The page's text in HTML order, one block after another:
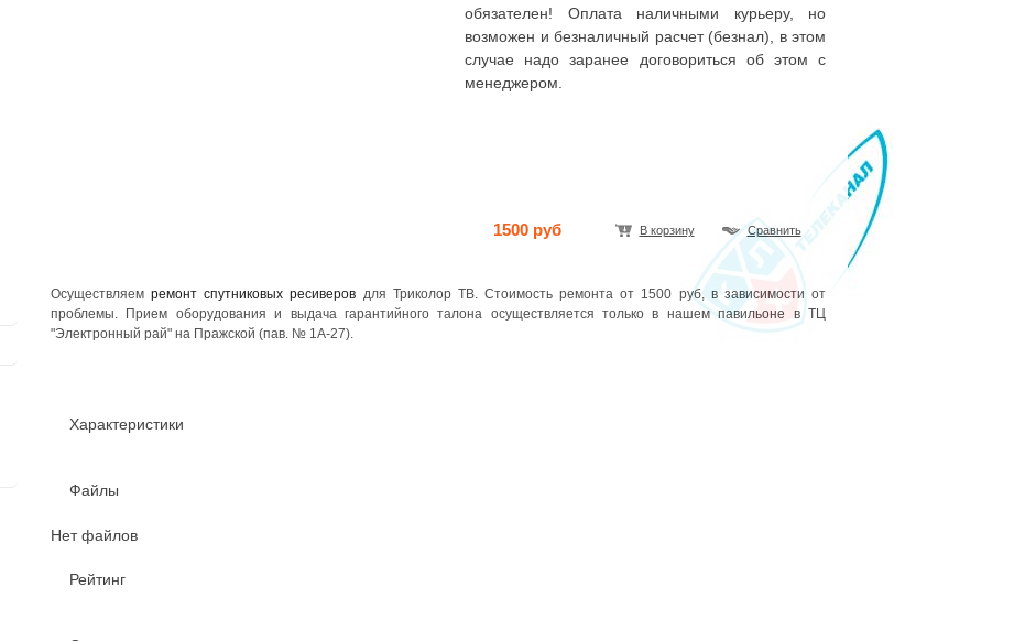
обязателен! Оплата наличными курьеру, но
возможен и безналичный расчет (безнал), в этом
случае надо заранее договориться об этом с
менеджером.
1500 руб В корзину Сравнить
Осуществляемремонт спутниковых ресиверов для Триколор ТВ. Стоимость ремонта от 1500 руб, в зависимости от
проблемы. Прием оборудования и выдача гарантийного талона осуществляется только в нашем павильоне в ТЦ
"Электронный рай" на Пражской (пав. № 1А-27).
Характеристики
Файлы
Нет файлов
Рейтинг